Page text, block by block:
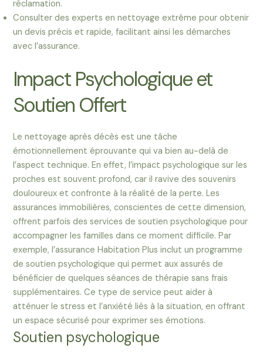
réclamation.
Consulter des experts en nettoyage extrême pour obtenir
un devis précis et rapide, facilitant ainsi les démarches
avec l’assurance.
Impact Psychologique et
Soutien Offert
Le nettoyage après décès est une tâche
émotionnellement éprouvante qui va bien au-delà de
l’aspect technique. En effet, l’impact psychologique sur les
proches est souvent profond, car il ravive des souvenirs
douloureux et confronte à la réalité de la perte. Les
assurances immobilières, conscientes de cette dimension,
offrent parfois des services de soutien psychologique pour
accompagner les familles dans ce moment difficile. Par
exemple, l’assurance Habitation Plus inclut un programme
de soutien psychologique qui permet aux assurés de
bénéficier de quelques séances de thérapie sans frais
supplémentaires. Ce type de service peut aider à
atténuer le stress et l’anxiété liés à la situation, en offrant
un espace sécurisé pour exprimer ses émotions.
Soutien psychologique